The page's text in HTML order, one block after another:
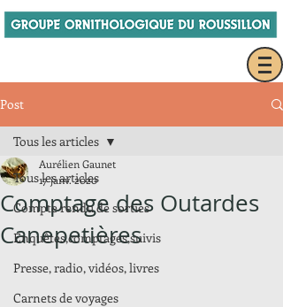
Post
Tous les articles
Compte rendu de sorties
Enquêtes,comptages,suivis
Presse, radio, vidéos, livres
Carnets de voyages
Tous les articles
Comptage des Outardes
Canepetières
Aurélien Gaunet
17 janv. 2020